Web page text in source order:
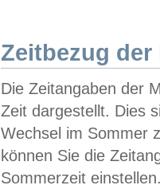
Zeitbezug der
Die Zeitangaben der
Zeit dargestellt. Dies
Wechsel im Sommer
können Sie die
Sommerzeit